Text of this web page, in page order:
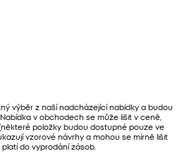
výběr z naší nadcházející nabídky a budou
v obchodech se může lišit v ceně,
položky budou dostupné pouze ve
vzorové návrhy a mohou se mírně lišit
do vyprodání zásob.